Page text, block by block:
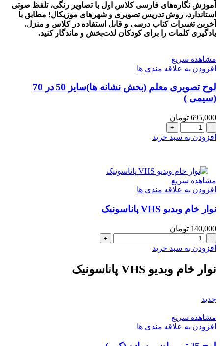
کارت‌های
تصویری
نگاره
به
تدریس
و
صحیح
صوتی
عدد
آموزش نگاره‌های فارسی کلاس اول با تصاویر رنگی، تلفظ صوتی
استاندارد، روش تدریس تصویری و شهرهای موزیکال! مطابق با
آخرین تغییرات کتاب درسی و قابل استفاده در کلاس و منزل.
یادگیری کلمات را برای کودکان لذت‌بخش و ماندگار کنید.
مشاهده سریع
افزودن به علاقه مندی ها
لوح تصويری معلم (بخش نشانه ها)سایز 50 در 70
(سیمی )
695,000 تومان
لوح
تصويری
ها)سایز
50
در
(سیمی
عدد
افزودن به سبد خرید
مشاهده سریع
افزودن به علاقه مندی ها
نوار خام ویدیو VHS پاناسونیک
140,000 تومان
نوار
خام
VHS
پاناسونیک
افزودن به سبد خرید
نوار خام ویدیو VHS پاناسونیک
جدید
مشاهده سریع
افزودن به علاقه مندی ها